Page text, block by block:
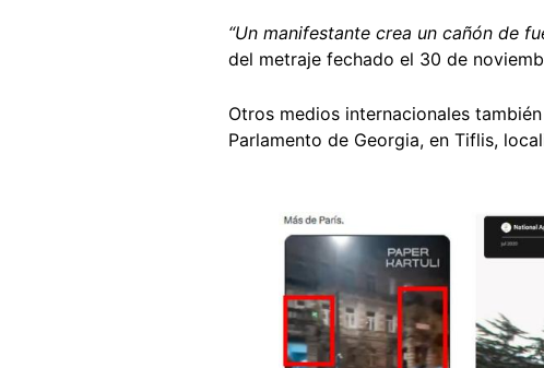
“Un manifestante crea un cañón de
del metraje fechado el 30 de
Otros medios internacionales
Parlamento de Georgia, en Tiflis,